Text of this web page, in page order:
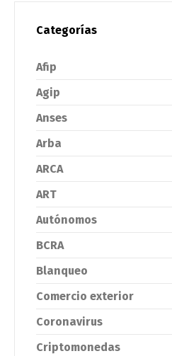
Categorías
Afip
Agip
Anses
Arba
ARCA
ART
Autónomos
BCRA
Blanqueo
Comercio exterior
Coronavirus
Criptomonedas